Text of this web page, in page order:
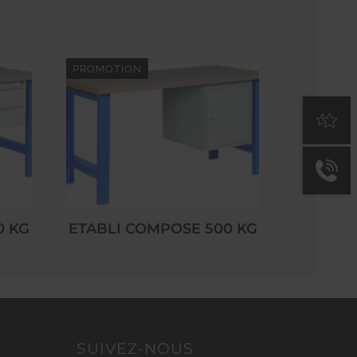
KG
PROMOTION
ETABLI COMPOSE 500 KG
SUIVEZ-NOUS